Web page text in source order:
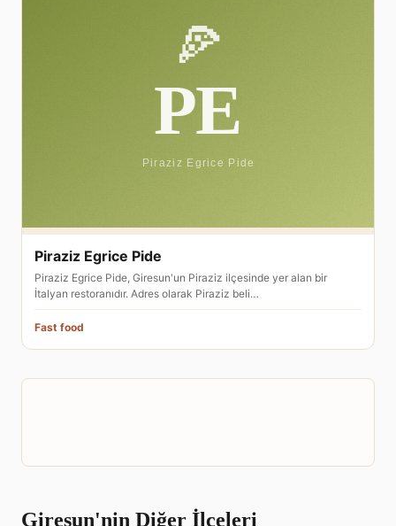
Piraziz Egrice Pide
Piraziz Egrice Pide, Giresun'un Piraziz ilçesinde yer alan bir
İtalyan restoranıdır. Adres olarak Piraziz beli…
Fast food
Giresun'nin Diğer İlçeleri